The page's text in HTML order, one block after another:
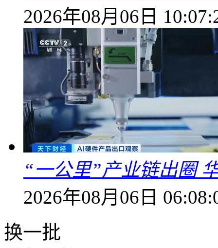
2026年08月06日
“一公里”产业链出圈
2026年08月06日
换一批